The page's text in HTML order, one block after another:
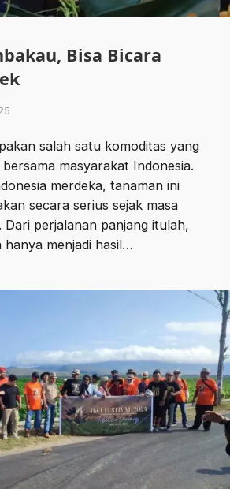
Bisa Bicara
salah satu komoditas yang
masyarakat Indonesia.
merdeka, tanaman ini
secara serius sejak masa
Dari perjalanan panjang itulah,
menjadi hasil…